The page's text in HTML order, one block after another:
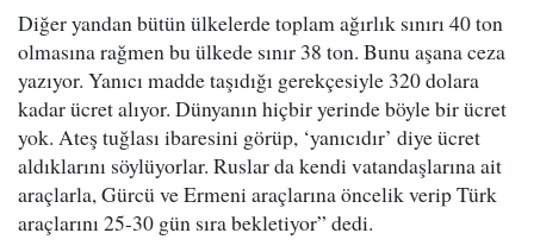
Diğer yandan bütün ülkelerde toplam ağırlık sınırı 40 ton
olmasına rağmen bu ülkede sınır 38 ton. Bunu aşana ceza
yazıyor. Yanıcı madde taşıdığı gerekçesiyle 320 dolara
kadar ücret alıyor. Dünyanın hiçbir yerinde böyle bir ücret
yok. Ateş tuğlası ibaresini görüp, ‘yanıcıdır’ diye ücret
aldıklarını söylüyorlar. Ruslar da kendi vatandaşlarına ait
araçlarla, Gürcü ve Ermeni araçlarına öncelik verip Türk
araçlarını 25-30 gün sıra bekletiyor” dedi.